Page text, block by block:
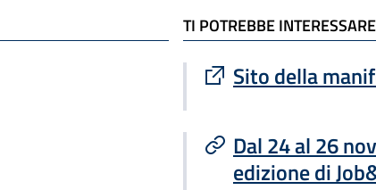
TI POTREBBE INTERESSARE
Sito della
Sito esterno : apre
Dal 24 al 26
edizione di